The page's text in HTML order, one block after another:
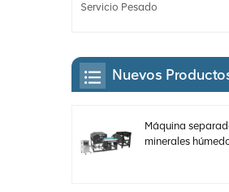
Servicio Pesado
Nuevos
Máquina
minerales